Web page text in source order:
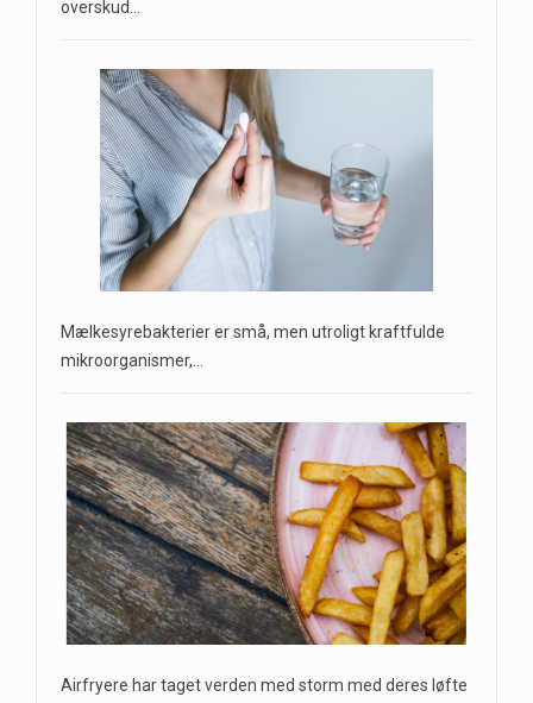
overskud…
Mælkesyrebakterier er små, men utroligt kraftfulde
mikroorganismer,…
Airfryere har taget verden med storm med deres løfte